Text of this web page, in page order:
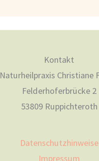
Kontakt
Naturheilpraxis Christiane
Felderhoferbrücke 2
53809 Ruppichteroth
Datenschutzhinweise
Impressum